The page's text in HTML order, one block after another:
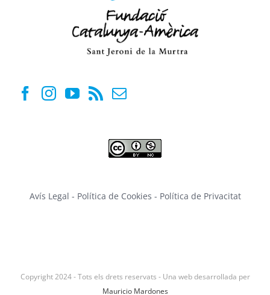
Avís Legal - Política de Cookies - Política de Privacitat
Copyright 2024 - Tots els drets reservats - Una web desarrollada per
Mauricio Mardones